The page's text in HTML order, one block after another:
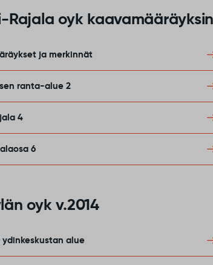
Rajala oyk
ja merkinnät
ranta-alue 2
4
6
oyk v.2014
ydinkeskustan alue